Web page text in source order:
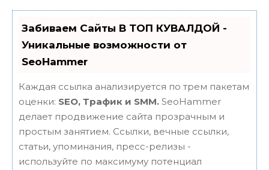
Забиваем Сайты В ТОП КУВАЛДОЙ -
Уникальные возможности от
SeoHammer
Каждая ссылка анализируется по трем пакетам
оценки: SEO, Трафик и SMM. SeoHammer
делает продвижение сайта прозрачным и
простым занятием. Ссылки, вечные ссылки,
статьи, упоминания, пресс-релизы -
используйте по максимуму потенциал